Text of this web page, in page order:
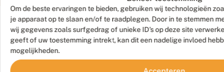
Om de beste ervaringen te bieden, gebruiken wij technologieën
je apparaat op te slaan en/of te raadplegen. Door in te stemmen
wij gegevens zoals surfgedrag of unieke ID's op deze site
geeft of uw toestemming intrekt, kan dit een nadelige invloed
mogelijkheden.
m
Benaming